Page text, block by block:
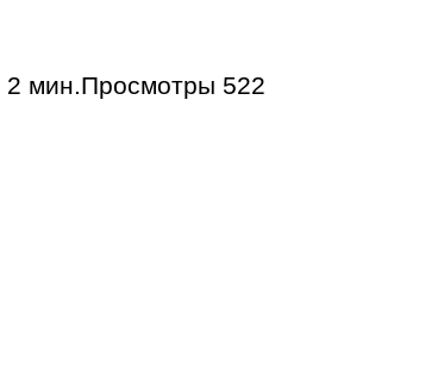
2 мин.Просмотры 522